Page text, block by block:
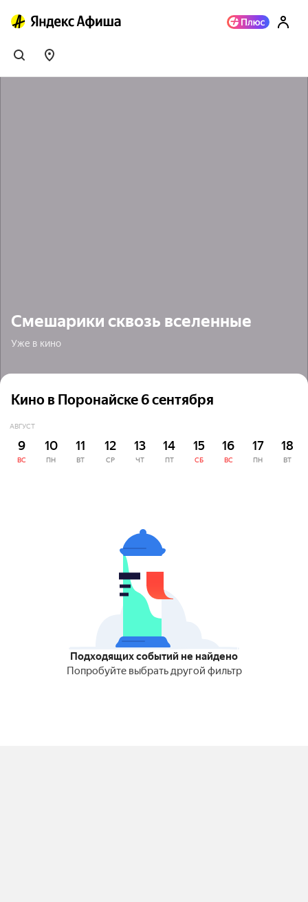
Смешарики сквозь вселенные
Уже в кино
Кино в Поронайске 6 сентября
АВГУСТ
9
ВС
10
ПН
11
ВТ
12
СР
13
ЧТ
14
ПТ
15
СБ
16
ВС
17
ПН
18
ВТ
Подходящих событий не найдено
Попробуйте выбрать другой фильтр